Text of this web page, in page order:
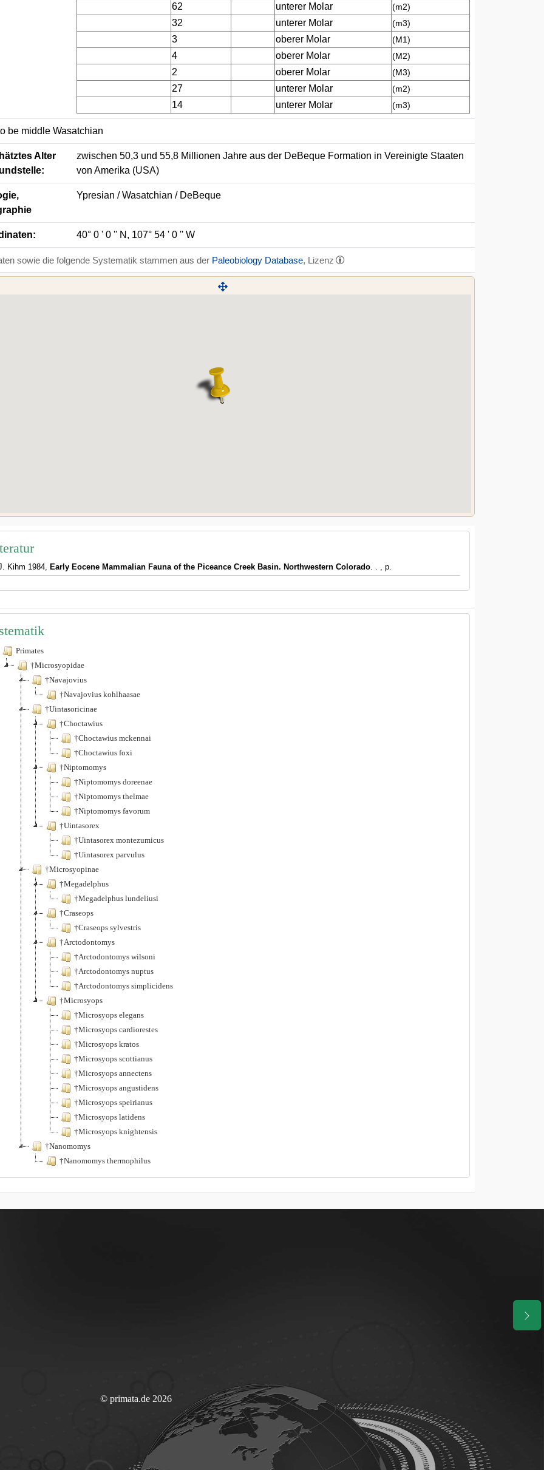
62 unterer Molar (m2)
32 unterer Molar (m3)
3 oberer Molar (M1)
4 oberer Molar (M2)
2 oberer Molar (M3)
27 unterer Molar (m2)
14 unterer Molar (m3)
be middle Wasatchian
Alter
zwischen 50,3 und 55,8 Millionen Jahre aus der DeBeque Formation in Vereinigte Staaten
von Amerika (USA)
Ypresian / Wasatchian / DeBeque
40° 0 ' 0 '' N, 107° 54 ' 0 '' W
sowie die folgende Systematik stammen aus der Paleobiology Database, Lizenz
Kihm 1984, Early Eocene Mammalian Fauna of the Piceance Creek Basin. Northwestern Colorado. . , p.
Primates
†Microsyopidae
†Navajovius
†Navajovius kohlhaasae
†Uintasoricinae
†Choctawius
†Choctawius mckennai
†Choctawius foxi
†Niptomomys
†Niptomomys doreenae
†Niptomomys thelmae
†Niptomomys favorum
†Uintasorex
†Uintasorex montezumicus
†Uintasorex parvulus
†Microsyopinae
†Megadelphus
†Megadelphus lundeliusi
†Craseops
†Craseops sylvestris
†Arctodontomys
†Arctodontomys wilsoni
†Arctodontomys nuptus
†Arctodontomys simplicidens
†Microsyops
†Microsyops elegans
†Microsyops cardiorestes
†Microsyops kratos
†Microsyops scottianus
†Microsyops annectens
†Microsyops angustidens
†Microsyops speirianus
†Microsyops latidens
†Microsyops knightensis
†Nanomomys
†Nanomomys thermophilus
© primata.de 2026